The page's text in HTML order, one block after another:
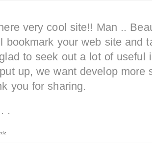
very cool site!! Man ..
bookmark your web site and
glad to seek out a lot of useful
up, we want develop more
you for sharing.
.